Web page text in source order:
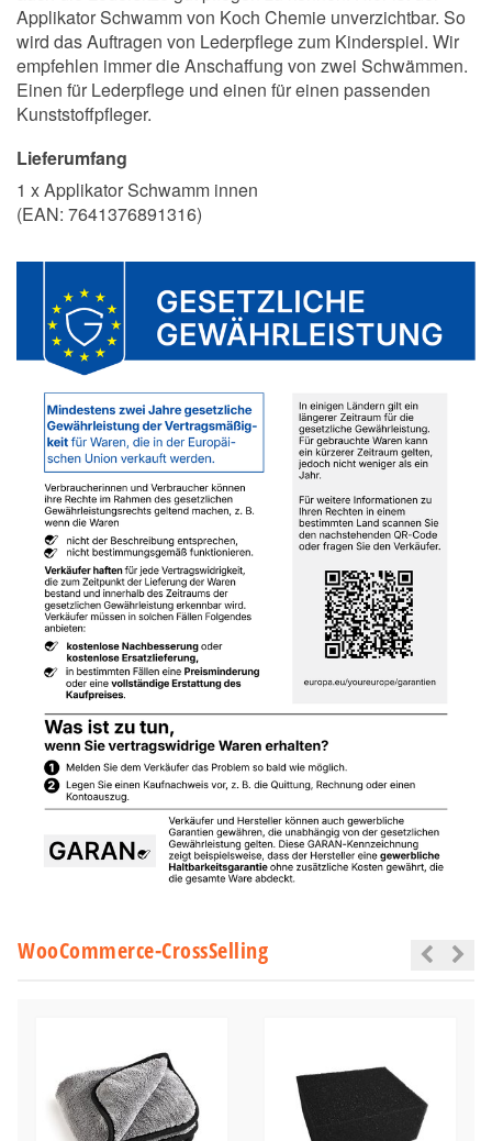
Applikator Schwamm von Koch Chemie unverzichtbar. So
wird das Auftragen von Lederpflege zum Kinderspiel. Wir
empfehlen immer die Anschaffung von zwei Schwämmen.
Einen für Lederpflege und einen für einen passenden
Kunststoffpfleger.
Lieferumfang
1 x Applikator Schwamm innen
(EAN: 7641376891316)
WooCommerce-CrossSelling